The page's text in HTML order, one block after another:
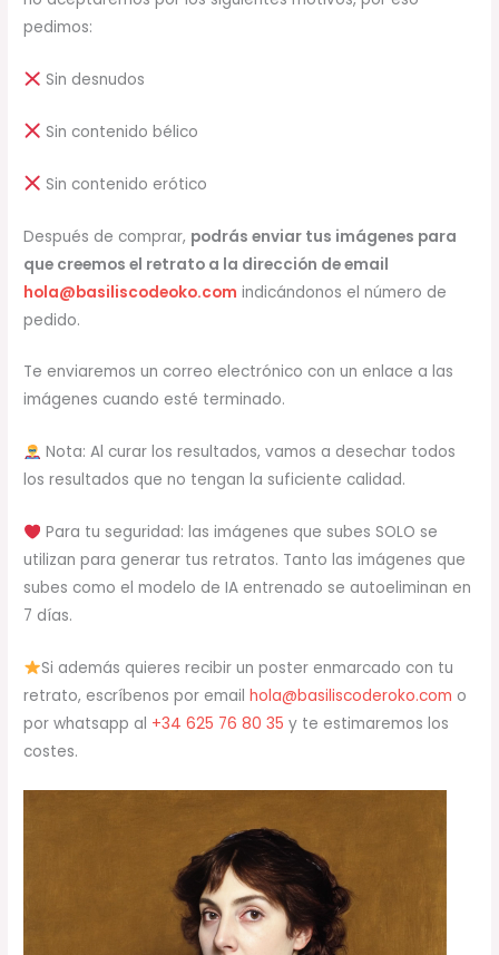
pedimos:
Sin desnudos
Sin contenido bélico
Sin contenido erótico
Después de comprar, podrás enviar tus imágenes para
que creemos el retrato a la dirección de email
hola@basiliscodeoko.com indicándonos el número de
pedido.
Te enviaremos un correo electrónico con un enlace a las
imágenes cuando esté terminado.
Nota: Al curar los resultados, vamos a desechar todos
los resultados que no tengan la suficiente calidad.
Para tu seguridad: las imágenes que subes SOLO se
utilizan para generar tus retratos. Tanto las imágenes que
subes como el modelo de IA entrenado se autoeliminan en
7 días.
Si además quieres recibir un poster enmarcado con tu
retrato, escríbenos por emailhola@basiliscoderoko.com o
por whatsapp al +34 625 76 80 35 y te estimaremos los
costes.